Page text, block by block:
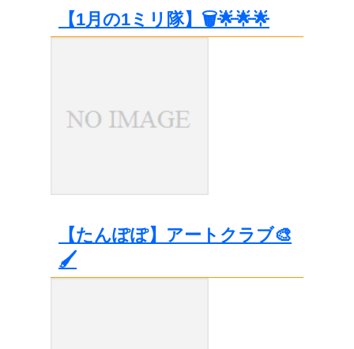
【1月の1ミリ隊】🗑️🌟🌟🌟
【たんぽぽ】アートクラブ🎨
🖌️